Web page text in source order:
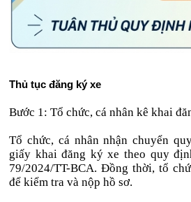
Thủ tục đăng ký xe
Bước 1: Tổ chức, cá nhân kê khai
Tổ chức, cá nhân nhận chuyển
giấy khai đăng ký xe theo quy
79/2024/TT-BCA. Đồng thời, tổ
để kiểm tra và nộp hồ sơ.